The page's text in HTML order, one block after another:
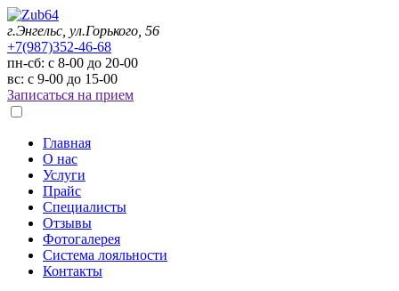
г.Энгельс, ул.Горького, 56
+7(987)352-46-68
пн-сб: с 8-00 до 20-00
вс: с 9-00 до 15-00
Записаться на прием
Главная
О нас
Услуги
Прайс
Специалисты
Отзывы
Фотогалерея
Система лояльности
Контакты